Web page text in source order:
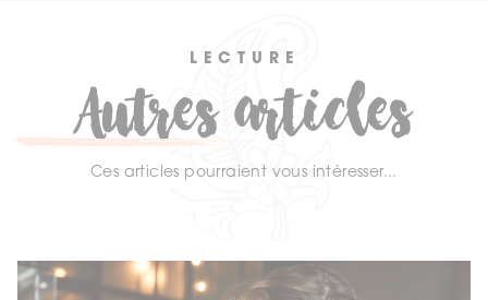
LECTURE
Autres articles
Ces articles pourraient vous intéresser...